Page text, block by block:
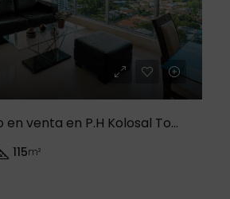
Apartamento en venta en P.H Kolosal Tower, San Francisco
115m²